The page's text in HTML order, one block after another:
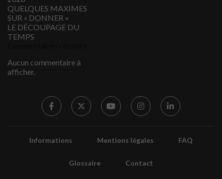
QUELQUES MAXIMES
SUR « DONNER »
LE DÉCOUPAGE DU
TEMPS
Aucun commentaire à
afficher.
Informations Mentions légales FAQ
Glossaire Contact